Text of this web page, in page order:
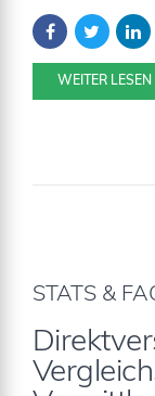
WEITER LESEN
STATS &